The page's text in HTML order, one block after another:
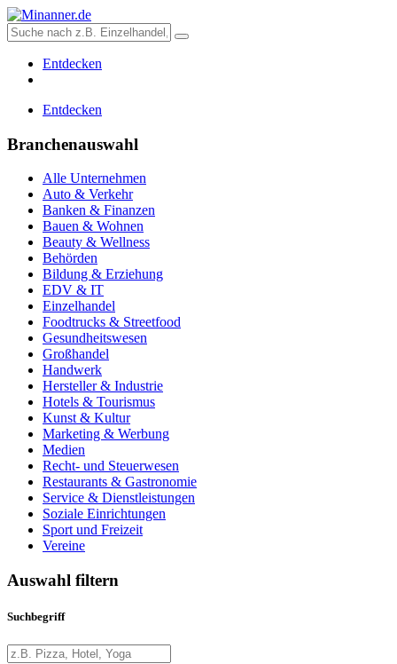
Entdecken
Entdecken
Branchenauswahl
Alle Unternehmen
Auto & Verkehr
Banken & Finanzen
Bauen & Wohnen
Beauty & Wellness
Behörden
Bildung & Erziehung
EDV & IT
Einzelhandel
Foodtrucks & Streetfood
Gesundheitswesen
Großhandel
Handwerk
Hersteller & Industrie
Hotels & Tourismus
Kunst & Kultur
Marketing & Werbung
Medien
Recht- und Steuerwesen
Restaurants & Gastronomie
Service & Dienstleistungen
Soziale Einrichtungen
Sport und Freizeit
Vereine
Auswahl filtern
Suchbegriff